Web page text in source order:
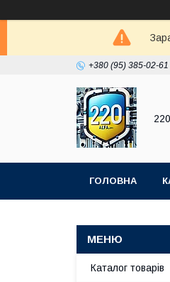
+380 (95) 385-02-61
ГОЛОВНА
Каталог товарів